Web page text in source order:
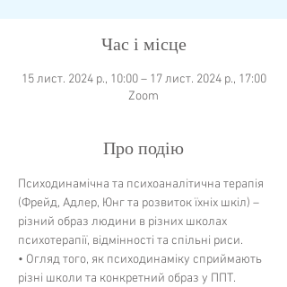
Час і місце
15 лист. 2024 р., 10:00 – 17 лист. 2024 р., 17:00
Zoom
Про подію
Психодинамічна та психоаналітична терапія
(Фрейд, Адлер, Юнг та розвиток їхніх шкіл) –
різний образ людини в різних школах
психотерапії, відмінності та спільні риси.
• Огляд того, як психодинаміку сприймають
різні школи та конкретний образ у ППТ.